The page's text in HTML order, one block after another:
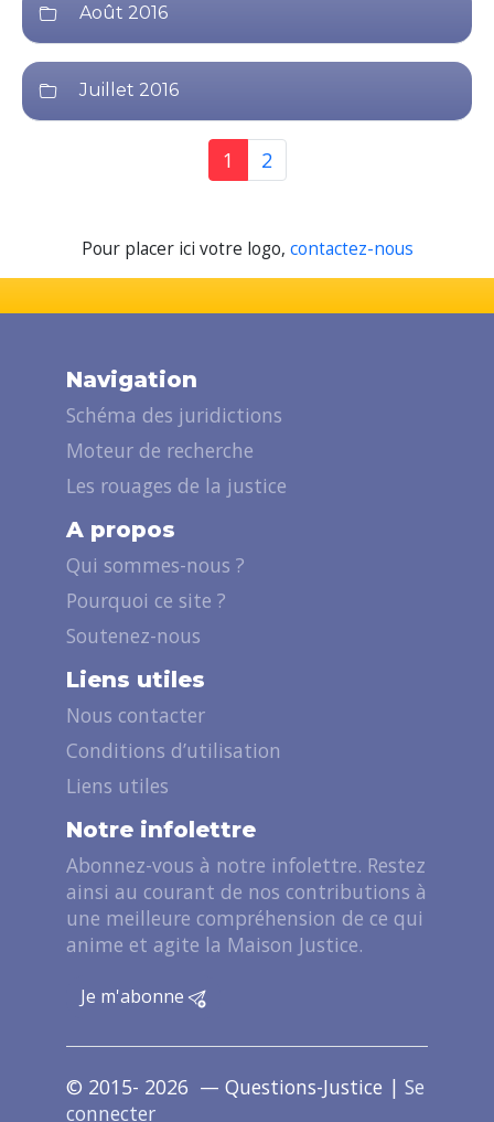
Août 2016
Juillet 2016
1 2
Pour placer ici votre logo, contactez-nous
Navigation
Schéma des juridictions
Moteur de recherche
Les rouages de la justice
A propos
Qui sommes-nous ?
Pourquoi ce site ?
Soutenez-nous
Liens utiles
Nous contacter
Conditions d’utilisation
Liens utiles
Notre infolettre
Abonnez-vous à notre infolettre. Restez
ainsi au courant de nos contributions à
une meilleure compréhension de ce qui
anime et agite la Maison Justice.
Je m'abonne
© 2015- 2026 — Questions-Justice | Se
connecter